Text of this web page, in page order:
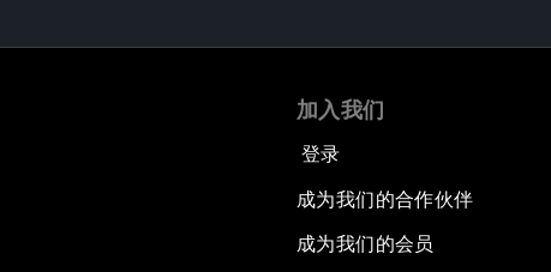
加入我们
登录
成为我们的合作伙伴
成为我们的会员